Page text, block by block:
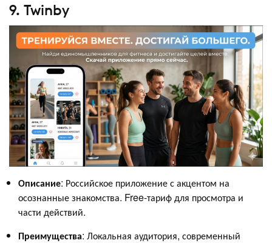
9. Twinby
Описание: Российское приложение с акцентом на
осознанные знакомства. Free-тариф для просмотра и
части действий.
Преимущества: Локальная аудитория, современный